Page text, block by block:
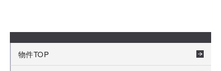
物件TOP